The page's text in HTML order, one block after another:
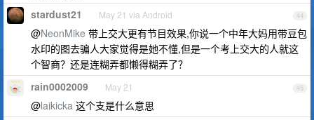
44
stardust21 May 21 via Android
@NeonMike 带上交大更有节目效果,你说一个中年大妈用带豆包
水印的图去骗人大家觉得是她不懂,但是一个考上交大的人就这
个智商？还是连糊弄都懒得糊弄了？
45
rain0002009 May 21
@laikicka 这个支是什么意思